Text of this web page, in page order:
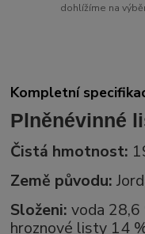
dohlížíme na
Kompletní
Plněnévinné
Čistá hmotnost:
Země původu:
Složeni:voda 28,6
hroznové listy 14